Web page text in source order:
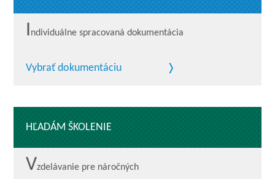
Individuálne spracovaná dokumentácia
Vybrať dokumentáciu
HĽADÁM ŠKOLENIE
Vzdelávanie pre náročných